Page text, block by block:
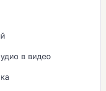
в видео